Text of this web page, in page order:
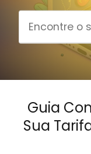
Guia
Sua